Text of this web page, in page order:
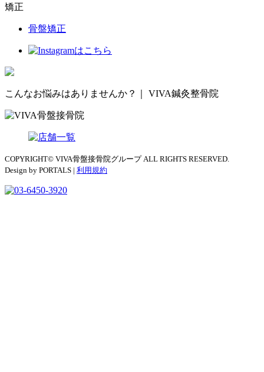
矯正
骨盤矯正
こんなお悩みはありませんか？｜ VIVA鍼灸整骨院
COPYRIGHT© VIVA骨盤接骨院グループ ALL RIGHTS RESERVED.
Design by PORTALS | 利用規約